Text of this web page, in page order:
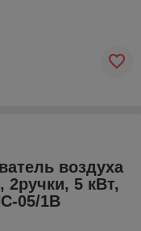
воздуха
2ручки, 5 кВт,
05/1B